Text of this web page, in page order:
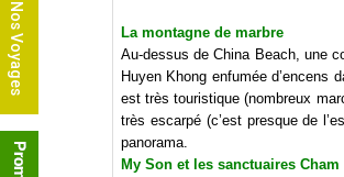
La montagne de marbre
Au-dessus de China Beach, une
Huyen Khong enfumée d’encens
est très touristique (nombreux
très escarpé (c’est presque de
panorama.
My Son et les sanctuaires Cham
Nos Voyages